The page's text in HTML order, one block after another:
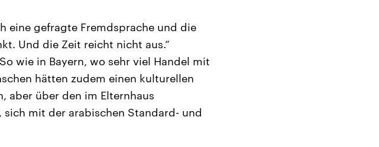
eine gefragte Fremdsprache und die
Und die Zeit reicht nicht aus.“
wie in Bayern, wo sehr viel Handel mit
hätten zudem einen kulturellen
aber über den im Elternhaus
mit der arabischen Standard- und